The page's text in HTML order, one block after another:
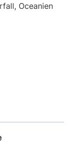
Oceanien